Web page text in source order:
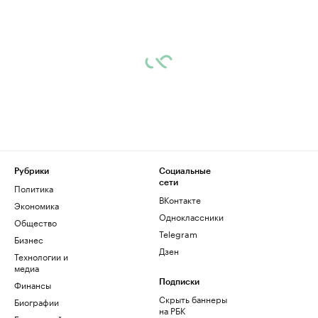
Рубрики
Политика
Экономика
Общество
Бизнес
Технологии и
медиа
Финансы
Биографии
Социальные
сети
ВКонтакте
Одноклассники
Telegram
Дзен
Подписки
Скрыть баннеры
на РБК